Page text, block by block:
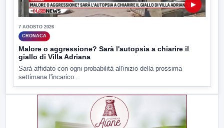
▶
7 AGOSTO 2026
CRONACA
Malore o aggressione? Sarà l'autopsia a chiarire il
giallo di Villa Adriana
Sarà affidato con ogni probabilità all'inizio della prossima
settimana l'incarico...